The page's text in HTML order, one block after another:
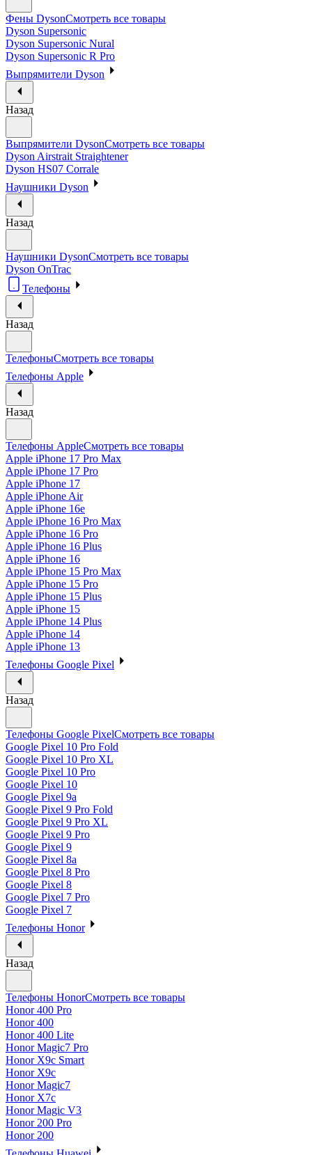
Фены DysonСмотреть все товары
Dyson Supersonic
Dyson Supersonic Nural
Dyson Supersonic R Pro
Выпрямители Dyson
Назад
Выпрямители DysonСмотреть все товары
Dyson Airstrait Straightener
Dyson HS07 Corrale
Наушники Dyson
Назад
Наушники DysonСмотреть все товары
Dyson OnTrac
Телефоны
Назад
ТелефоныСмотреть все товары
Телефоны Apple
Назад
Телефоны AppleСмотреть все товары
Apple iPhone 17 Pro Max
Apple iPhone 17 Pro
Apple iPhone 17
Apple iPhone Air
Apple iPhone 16e
Apple iPhone 16 Pro Max
Apple iPhone 16 Pro
Apple iPhone 16 Plus
Apple iPhone 16
Apple iPhone 15 Pro Max
Apple iPhone 15 Pro
Apple iPhone 15 Plus
Apple iPhone 15
Apple iPhone 14 Plus
Apple iPhone 14
Apple iPhone 13
Телефоны Google Pixel
Назад
Телефоны Google PixelСмотреть все товары
Google Pixel 10 Pro Fold
Google Pixel 10 Pro XL
Google Pixel 10 Pro
Google Pixel 10
Google Pixel 9a
Google Pixel 9 Pro Fold
Google Pixel 9 Pro XL
Google Pixel 9 Pro
Google Pixel 9
Google Pixel 8a
Google Pixel 8 Pro
Google Pixel 8
Google Pixel 7 Pro
Google Pixel 7
Телефоны Honor
Назад
Телефоны HonorСмотреть все товары
Honor 400 Pro
Honor 400
Honor 400 Lite
Honor Magic7 Pro
Honor X9c Smart
Honor X9c
Honor Magic7
Honor X7c
Honor Magic V3
Honor 200 Pro
Honor 200